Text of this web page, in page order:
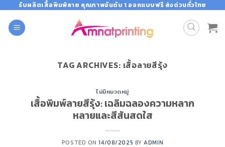
content
รับผลิตเสื้อพิมพ์ลาย คุณภาพอันดับ 1 ออกแบบฟรี ส่งด่วนทั่วไทย
TAG ARCHIVES: เสื้อลายสีรุ้ง
ไม่มีหมวดหมู่
เสื้อพิมพ์ลายสีรุ้ง: เฉลิมฉลองความหลาก
หลายและสีสันสดใส
POSTED ON14/08/2025 BYADMIN